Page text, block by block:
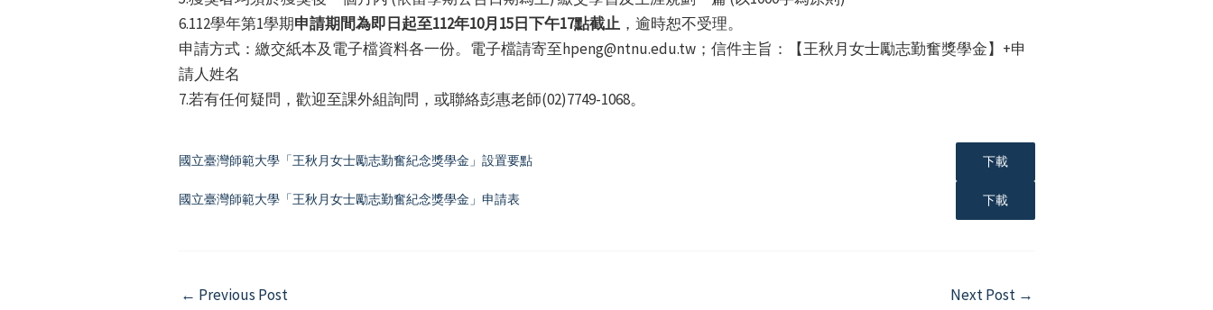
6.112學年第1學期申請期間為即日起至112年10月15日下午17點截止，逾時恕不受理。
申請方式：繳交紙本及電子檔資料各一份。電子檔請寄至hpeng@ntnu.edu.tw；信件主旨：【王秋月女士勵志勤奮獎學金】+申
請人姓名
7.若有任何疑問，歡迎至課外組詢問，或聯絡彭惠老師(02)7749-1068。
國立臺灣師範大學「王秋月女士勵志勤奮紀念獎學金」設置要點 下載
國立臺灣師範大學「王秋月女士勵志勤奮紀念獎學金」申請表 下載
Post
← Previous Post Next Post →